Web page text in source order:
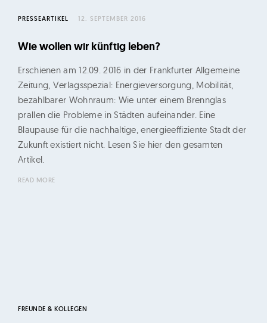
o
n
s
b
ü
r
o
G
e
r
t
u
PRESSEARTIKEL 12. SEPTEMBER 2016
Wie wollen wir künftig leben?
Erschienen am 12.09. 2016 in der Frankfurter Allgemeine
Zeitung, Verlagsspezial: Energieversorgung, Mobilität,
bezahlbarer Wohnraum: Wie unter einem Brennglas
prallen die Probleme in Städten aufeinander. Eine
Blaupause für die nachhaltige, energieeffiziente Stadt der
Zukunft existiert nicht. Lesen Sie hier den gesamten
Artikel.
READ MORE
FREUNDE & KOLLEGEN